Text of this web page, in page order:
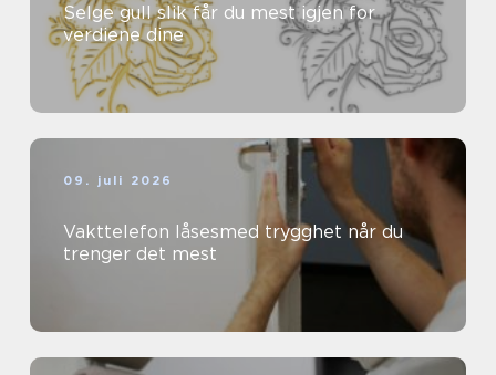
Selge gull slik får du mest igjen for
verdiene dine
09. juli 2026
Vakttelefon låsesmed trygghet når du
trenger det mest